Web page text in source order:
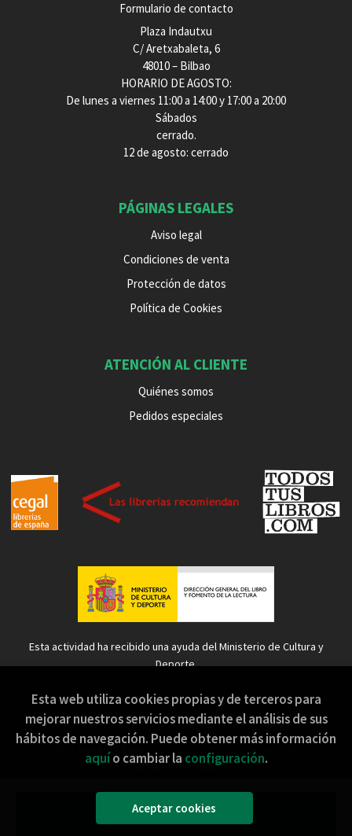
Añadir a mi cesta
Formulario de contacto
Plaza Indautxu
C/ Aretxabaleta, 6
48010 – Bilbao
HORARIO DE AGOSTO:
De lunes a viernes 11:00 a 14:00 y 17:00 a 20:00
Sábados
cerrado.
12 de agosto: cerrado
PÁGINAS LEGALES
Aviso legal
Condiciones de venta
Protección de datos
Política de Cookies
ATENCIÓN AL CLIENTE
Quiénes somos
Pedidos especiales
Esta actividad ha recibido una ayuda del Ministerio de Cultura y
Deporte.
Sopa de Sapo
Grupo Trevenque
Esta web utiliza cookies propias y de terceros para
mejorar nuestros servicios mediante el análisis de sus
hábitos de navegación. Puede obtener más información
aquío cambiar la configuración.
Aceptar cookies